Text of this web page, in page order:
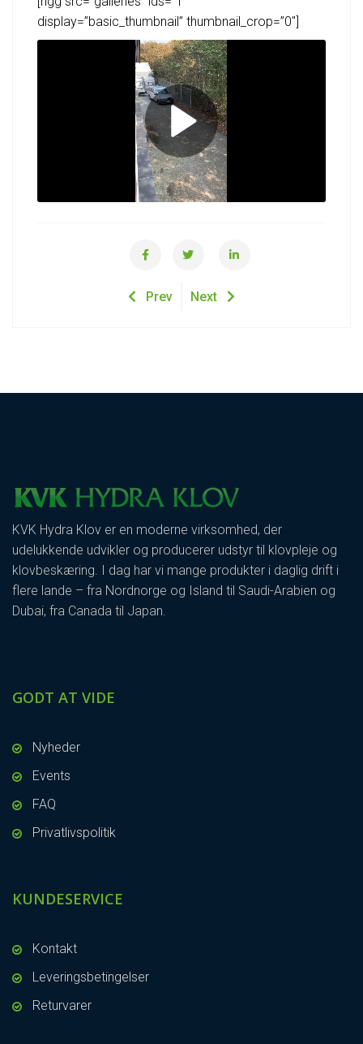
display=”basic_thumbnail” thumbnail_crop=”0″]
Prev Next
KVK Hydra Klov er en moderne virksomhed, der
udelukkende udvikler og producerer udstyr til klovpleje og
klovbeskæring. I dag har vi mange produkter i daglig drift i
flere lande – fra Nordnorge og Island til Saudi-Arabien og
Dubai, fra Canada til Japan.
GODT AT VIDE
Nyheder
Events
FAQ
Privatlivspolitik
KUNDESERVICE
Kontakt
Leveringsbetingelser
Returvarer